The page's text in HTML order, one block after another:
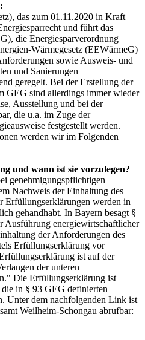
das zum 01.11.2020 in Kraft
und führt das
die Energiesparverordnung
Wärmegesetz (EEWärmeG)
sowie Ausweis- und
und Sanierungen
geregelt. Bei der Erstellung der
GEG sind allerdings immer wieder
Ausstellung und bei der
die u.a. im Zuge der
festgestellt werden.
werden wir im Folgenden
und wann ist sie vorzulegen?
genehmigungspflichtigen
Nachweis der Einhaltung des
Erfüllungserklärungen werden in
gehandhabt. In Bayern besagt §
Ausführung energiewirtschaftlicher
der Anforderungen des
Erfüllungserklärung vor
ist auf der
der unteren
Die Erfüllungserklärung ist
in § 93 GEG definierten
Unter dem nachfolgenden Link ist
Weilheim-Schongau abrufbar: